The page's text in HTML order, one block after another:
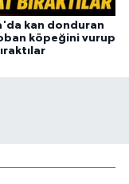
kan donduran
köpeğini vurup